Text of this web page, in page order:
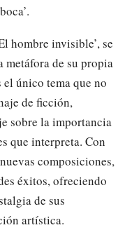
hombre invisible’, se
metáfora de su propia
único tema que no
de ficción,
sobre la importancia
que interpreta. Con
composiciones,
éxitos, ofreciendo
de sus
artística.